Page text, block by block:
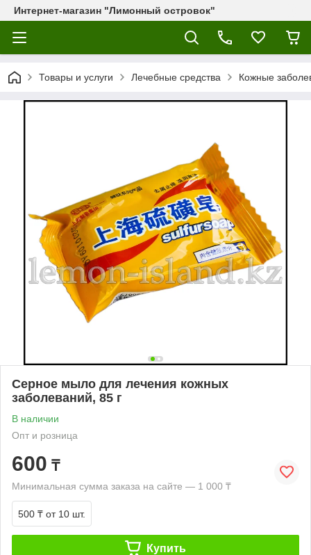
Интернет-магазин "Лимонный островок"
Товары и услуги Лечебные средства Кожные
Серное мыло для лечения кожных
заболеваний, 85 г
В наличии
Опт и розница
600 ₸
Минимальная сумма заказа на сайте — 1 000 ₸
500 ₸ от 10 шт.
Купить